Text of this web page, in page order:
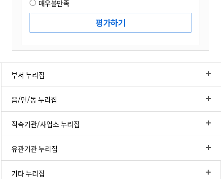
매우불만족
부서 누리집
읍/면/동 누리집
직속기관/사업소 누리집
유관기관 누리집
기타 누리집